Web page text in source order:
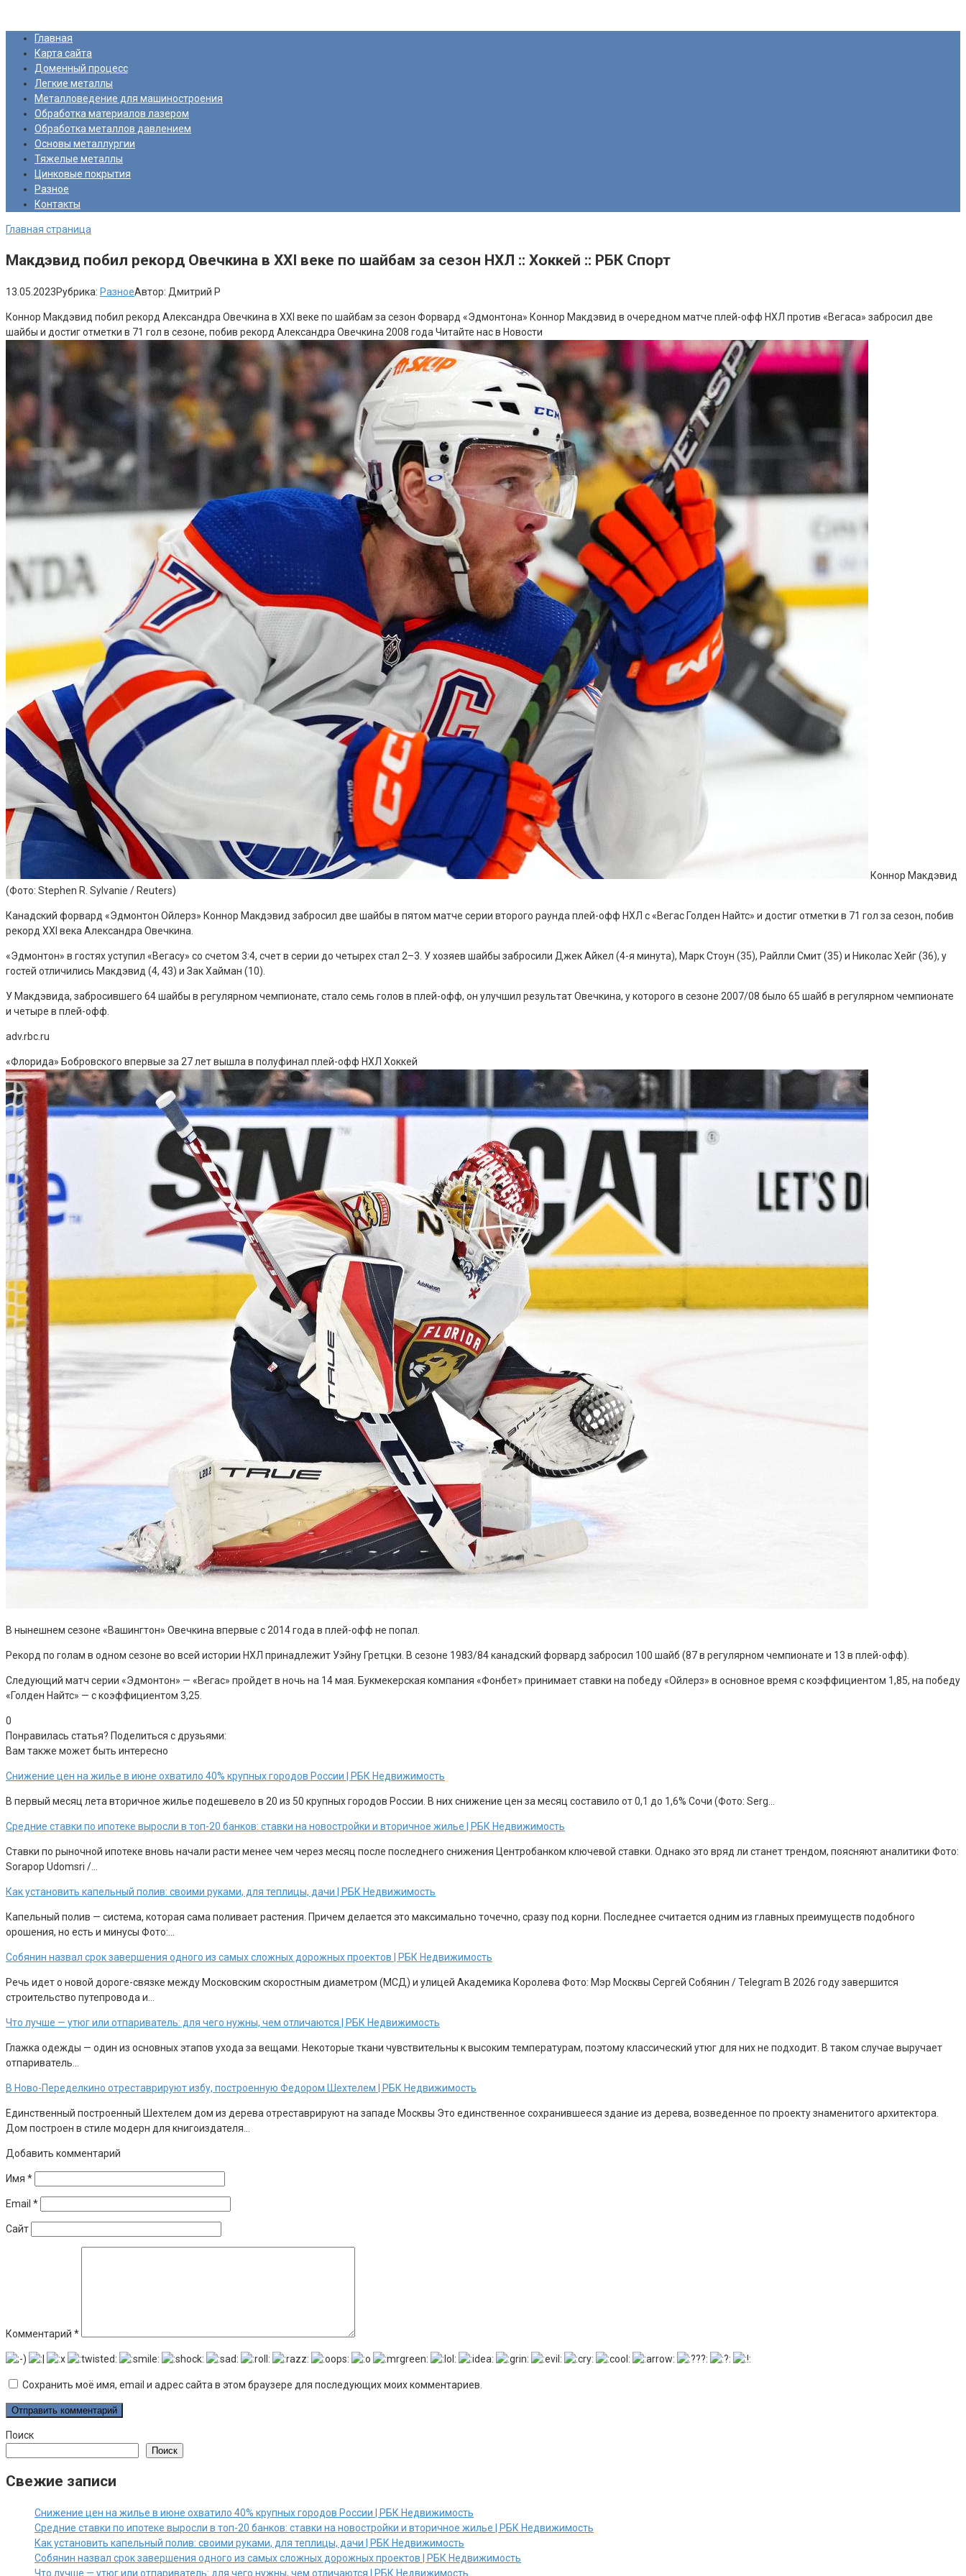
контентуГлавная
Карта сайта
Доменный процесс
Легкие металлы
Металловедение для машиностроения
Обработка материалов лазером
Обработка металлов давлением
Основы металлургии
Тяжелые металлы
Цинковые покрытия
Разное
Контакты
Главная страница
Макдэвид побил рекорд Овечкина в XXI веке по шайбам за сезон НХЛ :: Хоккей :: РБК Спорт
13.05.2023Рубрика: РазноеАвтор: Дмитрий Р
Коннор Макдэвид побил рекорд Александра Овечкина в XXI веке по шайбам за сезон Форвард «Эдмонтона» Коннор Макдэвид в очередном матче плей-офф НХЛ против «Вегаса» забросил две
шайбы и достиг отметки в 71 гол в сезоне, побив рекорд Александра Овечкина 2008 года Читайте нас в Новости
Коннор Макдэвид
(Фото: Stephen R. Sylvanie / Reuters)
Канадский форвард «Эдмонтон Ойлерз» Коннор Макдэвид забросил две шайбы в пятом матче серии второго раунда плей-офф НХЛ с «Вегас Голден Найтс» и достиг отметки в 71 гол за сезон, побив
рекорд ХХI века Александра Овечкина.
«Эдмонтон» в гостях уступил «Вегасу» со счетом 3:4, счет в серии до четырех стал 2–3. У хозяев шайбы забросили Джек Айкел (4-я минута), Марк Стоун (35), Райлли Смит (35) и Николас Хейг (36), у
гостей отличились Макдэвид (4, 43) и Зак Хайман (10).
У Макдэвида, забросившего 64 шайбы в регулярном чемпионате, стало семь голов в плей-офф, он улучшил результат Овечкина, у которого в сезоне 2007/08 было 65 шайб в регулярном чемпионате
и четыре в плей-офф.
adv.rbc.ru
«Флорида» Бобровского впервые за 27 лет вышла в полуфинал плей-офф НХЛ Хоккей
В нынешнем сезоне «Вашингтон» Овечкина впервые с 2014 года в плей-офф не попал.
Рекорд по голам в одном сезоне во всей истории НХЛ принадлежит Уэйну Гретцки. В сезоне 1983/84 канадский форвард забросил 100 шайб (87 в регулярном чемпионате и 13 в плей-офф).
Следующий матч серии «Эдмонтон» — «Вегас» пройдет в ночь на 14 мая. Букмекерская компания «Фонбет» принимает ставки на победу «Ойлерз» в основное время с коэффициентом 1,85, на победу
«Голден Найтс» — с коэффициентом 3,25.
0
Понравилась статья? Поделиться с друзьями:
Вам также может быть интересно
Снижение цен на жилье в июне охватило 40% крупных городов России | РБК Недвижимость
В первый месяц лета вторичное жилье подешевело в 20 из 50 крупных городов России. В них снижение цен за месяц составило от 0,1 до 1,6% Сочи (Фото: Serg…
Средние ставки по ипотеке выросли в топ-20 банков: ставки на новостройки и вторичное жилье | РБК Недвижимость
Ставки по рыночной ипотеке вновь начали расти менее чем через месяц после последнего снижения Центробанком ключевой ставки. Однако это вряд ли станет трендом, поясняют аналитики Фото:
Sorapop Udomsri /…
Как установить капельный полив: своими руками, для теплицы, дачи | РБК Недвижимость
Капельный полив — система, которая сама поливает растения. Причем делается это максимально точечно, сразу под корни. Последнее считается одним из главных преимуществ подобного
орошения, но есть и минусы Фото:…
Собянин назвал срок завершения одного из самых сложных дорожных проектов | РБК Недвижимость
Речь идет о новой дороге-связке между Московским скоростным диаметром (МСД) и улицей Академика Королева Фото: Мэр Москвы Сергей Собянин / Telegram В 2026 году завершится
строительство путепровода и…
Что лучше — утюг или отпариватель: для чего нужны, чем отличаются | РБК Недвижимость
Глажка одежды — один из основных этапов ухода за вещами. Некоторые ткани чувствительны к высоким температурам, поэтому классический утюг для них не подходит. В таком случае выручает
отпариватель…
В Ново-Переделкино отреставрируют избу, построенную Федором Шехтелем | РБК Недвижимость
Единственный построенный Шехтелем дом из дерева отреставрируют на западе Москвы Это единственное сохранившееся здание из дерева, возведенное по проекту знаменитого архитектора.
Дом построен в стиле модерн для книгоиздателя…
Добавить комментарий
Имя *
Email *
Сайт
Комментарий *
Сохранить моё имя, email и адрес сайта в этом браузере для последующих моих комментариев.
Поиск
Поиск
Свежие записи
Снижение цен на жилье в июне охватило 40% крупных городов России | РБК Недвижимость
Средние ставки по ипотеке выросли в топ-20 банков: ставки на новостройки и вторичное жилье | РБК Недвижимость
Как установить капельный полив: своими руками, для теплицы, дачи | РБК Недвижимость
Собянин назвал срок завершения одного из самых сложных дорожных проектов | РБК Недвижимость
Что лучше — утюг или отпариватель: для чего нужны, чем отличаются | РБК Недвижимость